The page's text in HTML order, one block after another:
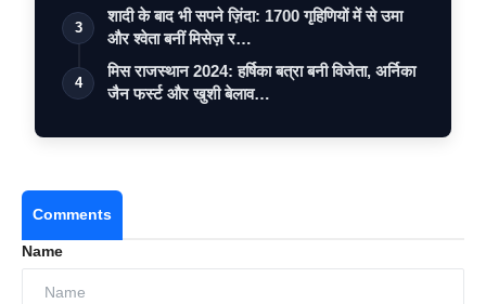
3
शादी के बाद भी सपने ज़िंदा: 1700 गृहिणियों में से उमा
और श्वेता बनीं मिसेज़ र…
4
मिस राजस्थान 2024: हर्षिका बत्रा बनी विजेता, अर्निका
जैन फर्स्ट और खुशी बेलाव…
Comments
Name